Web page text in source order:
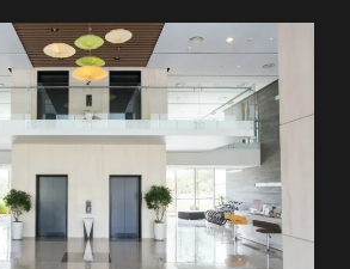
مساحة الوحدة: كلما زادت المساحة،
الإجمالية.
مستوى التشطيب المطلوب: سواء كان
متوسطًا، أو فاخرًا.
نوعية الخامات المستخدمة: اختيار
يرفع من التكلفة.
تفاصيل التصميم الداخلي: كلما كانت
تعقيدًا وتفصيلًا، زادت التكلفة.